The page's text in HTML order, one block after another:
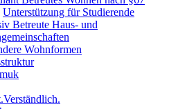
Unterstützung für Studierende
Betreute Haus- und
Wohnformen